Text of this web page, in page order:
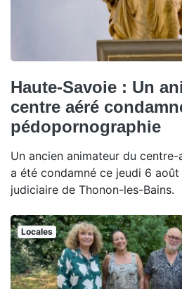
Haute-Savoie : Un
centre aéré
pédopornographie
Un ancien animateur du
a été condamné ce jeudi 6
judiciaire de Thonon-les-Bains.
Locales